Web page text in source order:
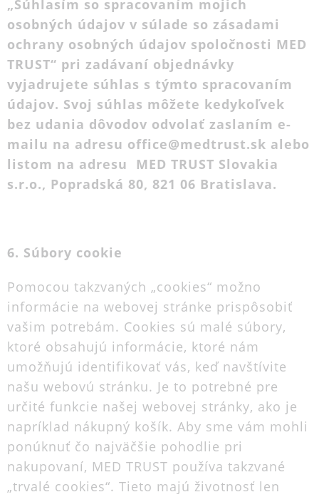
„Súhlasím so spracovaním mojich
osobných údajov v súlade so zásadami
ochrany osobných údajov spoločnosti MED
TRUST“ pri zadávaní objednávky
vyjadrujete súhlas s týmto spracovaním
údajov. Svoj súhlas môžete kedykoľvek
bez udania dôvodov odvolať zaslaním e-
mailu na adresu office@medtrust.sk alebo
listom na adresu MED TRUST Slovakia
s.r.o., Popradská 80, 821 06 Bratislava.
6. Súbory cookie
Pomocou takzvaných „cookies“ možno
informácie na webovej stránke prispôsobiť
vašim potrebám. Cookies sú malé súbory,
ktoré obsahujú informácie, ktoré nám
umožňujú identifikovať vás, keď navštívite
našu webovú stránku. Je to potrebné pre
určité funkcie našej webovej stránky, ako je
napríklad nákupný košík. Aby sme vám mohli
ponúknuť čo najväčšie pohodlie pri
nakupovaní, MED TRUST používa takzvané
„trvalé cookies“. Tieto majú životnosť len